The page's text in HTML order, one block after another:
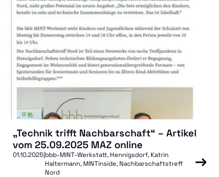
„Technik trifft Nachbarschaft“ – Artikel
vom 25.09.2025 MAZ online
01.10.2025|bbb-MINT-Werkstatt, Hennigsdorf, Katrin
Haltermann, MINTinside, Nachbarschaftstreff
Nord